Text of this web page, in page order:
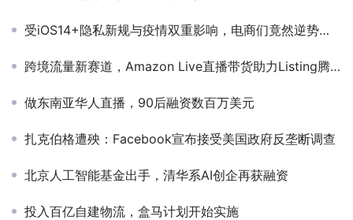
受iOS14+隐私新规与疫情双重影响，电商们竟然逆势增长?
跨境流量新赛道，Amazon Live直播带货助力Listing腾飞
做东南亚华人直播，90后融资数百万美元
扎克伯格遭殃：Facebook宣布接受美国政府反垄断调查
北京人工智能基金出手，清华系AI创企再获融资
投入百亿自建物流，盒马计划开始实施